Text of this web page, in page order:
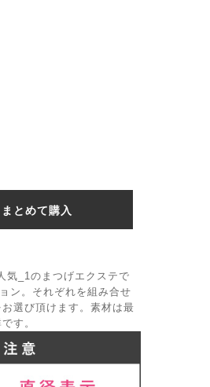
まとめて購入
気_1のまつげエクステで
ン。それぞれを組み合せ
選び頂けます。素材は最
す。